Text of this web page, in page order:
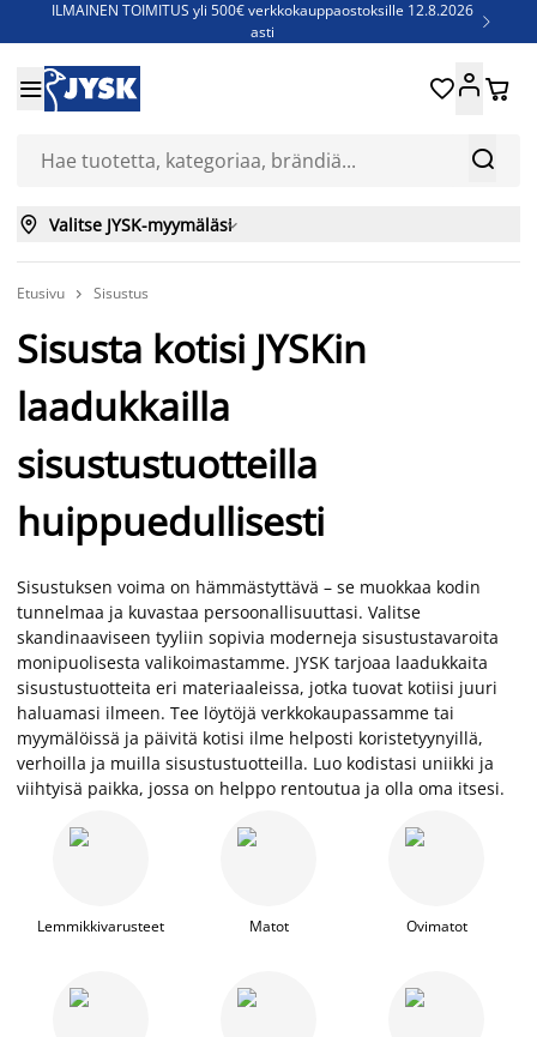
ILMAINEN TOIMITUS yli 500€ verkkokauppaostoksille 12.8.2026
asti

Jenkkisänkyjä - Säästä jopa 60%


 
 Valitse JYSK-myymäläsi
Etusivu  Sisustus
Sisusta kotisi JYSKin
laadukkailla
sisustustuotteilla
huippuedullisesti
Sisustuksen voima on hämmästyttävä – se muokkaa kodin
tunnelmaa ja kuvastaa persoonallisuuttasi. Valitse
skandinaaviseen tyyliin sopivia moderneja sisustustavaroita
monipuolisesta valikoimastamme. JYSK tarjoaa laadukkaita
sisustustuotteita eri materiaaleissa, jotka tuovat kotiisi juuri
haluamasi ilmeen. Tee löytöjä verkkokaupassamme tai
myymälöissä ja päivitä kotisi ilme helposti koristetyynyillä,
verhoilla ja muilla sisustustuotteilla. Luo kodistasi uniikki ja
viihtyisä paikka, jossa on helppo rentoutua ja olla oma itsesi.
Lemmikkivarusteet Matot Ovimatot